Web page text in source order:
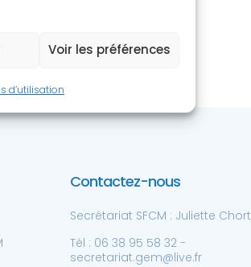
Voir les préférences
d’utilisation
Contactez-nous
Secrétariat SFCM : Juliette Chort
Tél : 06 38 95 58 32 -
secretariat.gem@live.fr